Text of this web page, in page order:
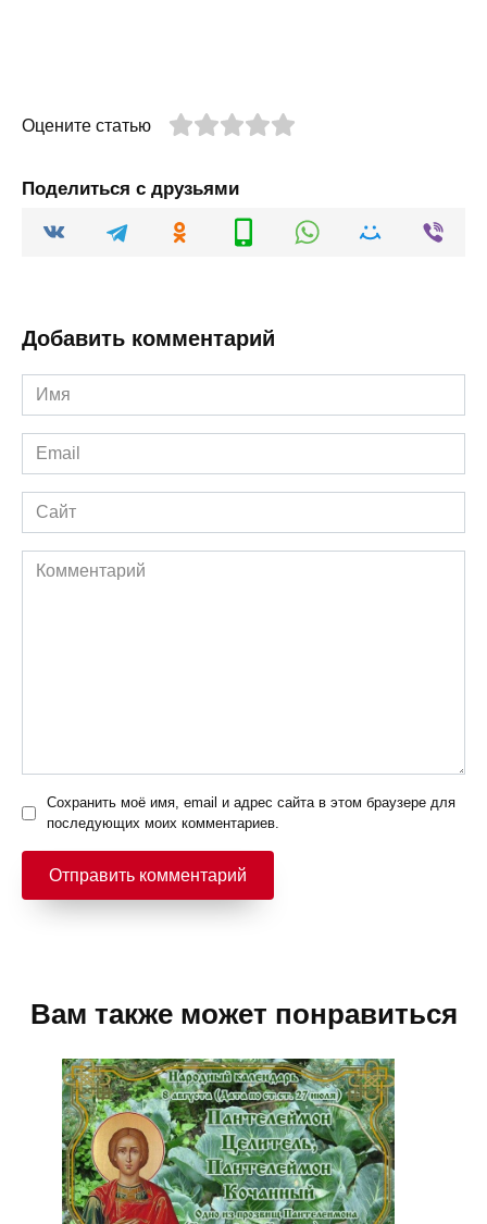
Оцените статью
Поделиться с друзьями
Добавить комментарий
Имя
*
Email
*
Сайт
Комментарий
Сохранить моё имя, email и адрес сайта в этом браузере для
последующих моих комментариев.
Вам также может понравиться